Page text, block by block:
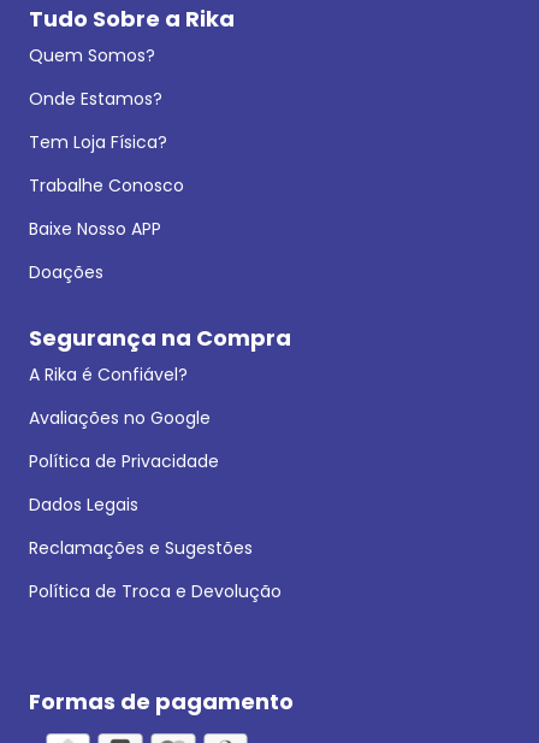
Tudo Sobre a Rika
Quem Somos?
Onde Estamos?
Tem Loja Física?
Trabalhe Conosco
Baixe Nosso APP
Doações
Segurança na Compra
A Rika é Confiável?
Avaliações no Google
Política de Privacidade
Dados Legais
Reclamações e Sugestões
Política de Troca e Devolução
Formas de pagamento